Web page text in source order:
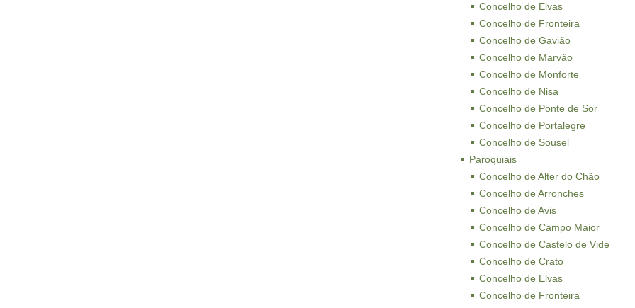
Concelho de Elvas
Concelho de Fronteira
Concelho de Gavião
Concelho de Marvão
Concelho de Monforte
Concelho de Nisa
Concelho de Ponte de Sor
Concelho de Portalegre
Concelho de Sousel
Paroquiais
Concelho de Alter do Chão
Concelho de Arronches
Concelho de Avis
Concelho de Campo Maior
Concelho de Castelo de Vide
Concelho de Crato
Concelho de Elvas
Concelho de Fronteira